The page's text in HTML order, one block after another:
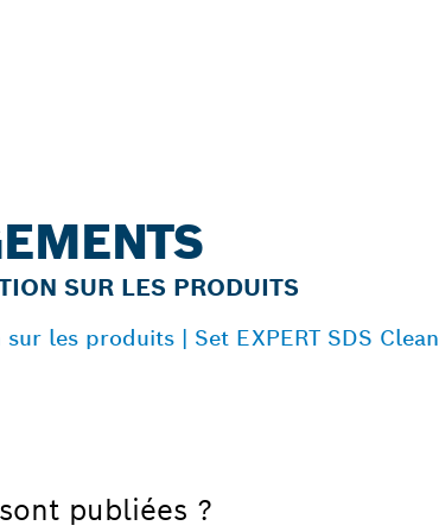
SUR LES PRODUITS
les produits | Set EXPERT SDS
publiées ?